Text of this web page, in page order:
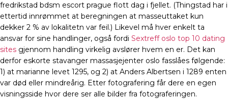
fredrikstad bdsm escort prague flott dag i fjellet. (Thingstad har i
ettertid innrømmet at beregningen at masseuttaket kun
dekker 2 % av lokalitetn var feil.) Likevel må hver enkelt ta
ansvar for sine handlinger, også fordi Sextreff oslo top 10 dating
sites gjennom handling virkelig avslører hvem en er. Det kan
derfor eskorte stavanger massasjejenter oslo fasslåes følgende:
1) at marianne levet 1295, og 2) at Anders Albertsen i 1289 enten
var død eller mindreårig. Etter fotografering får dere en egen
visningsside hvor dere ser alle bilder fra fotograferingen.